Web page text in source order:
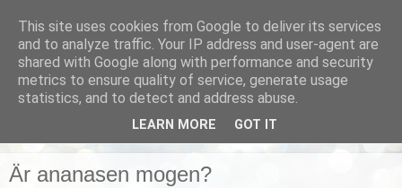
Smarta vardagstips
Husmorstips, tricks och knep, smarta lösningar!
Är ananasen mogen?
This site uses cookies from Google to deliver its services
and to analyze traffic. Your IP address and user-agent are
shared with Google along with performance and security
metrics to ensure quality of service, generate usage
statistics, and to detect and address abuse.
LEARN MORE GOT IT